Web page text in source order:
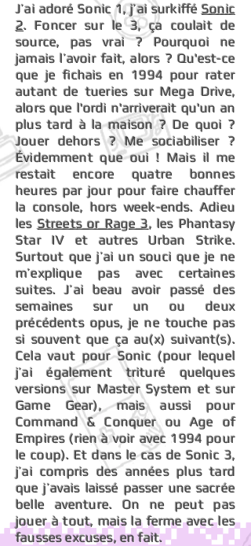
J’ai adoré Sonic 1, j’ai surkifféSonic
2. Foncer sur le 3, ça coulait de
source, pas vrai ? Pourquoi ne
jamais l’avoir fait, alors ? Qu'est-ce
que je fichais en 1994 pour rater
autant de tueries sur Mega Drive,
alors que l'ordi n'arriverait qu'un an
plus tard à la maison ? De quoi ?
Jouer dehors ? Me sociabiliser ?
Évidemment que oui ! Mais il me
restait encore quatre bonnes
heures par jour pour faire chauffer
la console, hors week-ends. Adieu
les Streets or Rage 3, les Phantasy
Star IV et autres Urban Strike.
Surtout que j’ai un souci que je ne
m’explique pas avec certaines
suites. J’ai beau avoir passé des
semaines sur un ou deux
précédents opus, je ne touche pas
si souvent que ça au(x) suivant(s).
Cela vaut pour Sonic (pour lequel
j’ai également trituré quelques
versions sur Master System et sur
Game Gear), mais aussi pour
Command & Conquer ou Age of
Empires (rien à voir avec 1994 pour
le coup). Et dans le cas de Sonic 3,
j’ai compris des années plus tard
que j’avais laissé passer une sacrée
belle aventure. On ne peut pas
jouer à tout, mais la ferme avec les
fausses excuses, en fait.